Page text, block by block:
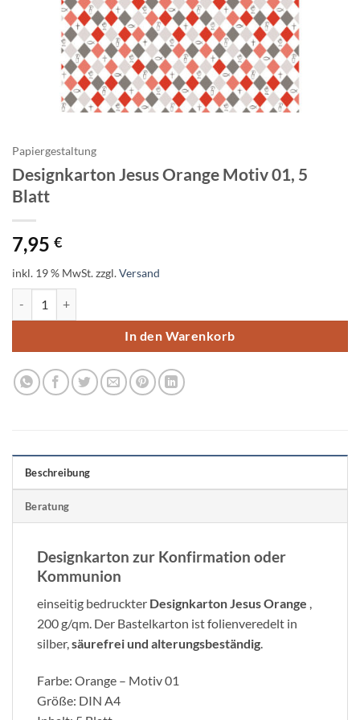
Papiergestaltung
Designkarton Jesus Orange Motiv 01, 5
Blatt
7,95 €
inkl. 19 % MwSt.zzgl.Versand
In den Warenkorb
Beschreibung
Beratung
Designkarton zur Konfirmation oder
Kommunion
einseitig bedruckter Designkarton Jesus Orange ,
200 g/qm. Der Bastelkarton ist folienveredelt in
silber,säurefrei und alterungsbeständig.
Farbe: Orange – Motiv 01
Größe: DIN A4